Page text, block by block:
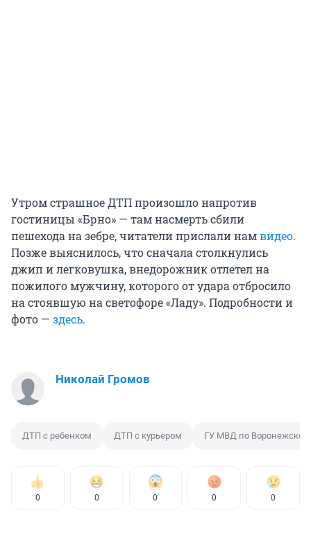
Утром страшное ДТП произошло напротив
гостиницы «Брно» — там насмерть сбили
пешехода на зебре, читатели прислали намвидео.
Позже выяснилось, что сначала столкнулись
джип и легковушка, внедорожник отлетел на
пожилого мужчину, которого от удара отбросило
на стоявшую на светофоре «Ладу». Подробности и
фото — здесь.
Николай Громов
ДТП с ребенком ДТП с курьером ГУ МВД по Воронежской
0 0 0 0 0